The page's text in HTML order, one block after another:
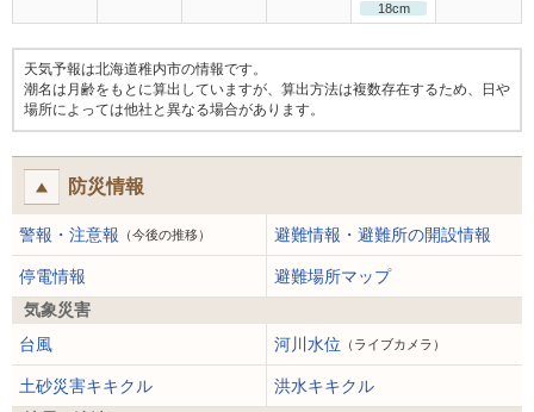
18cm
天気予報は北海道稚内市の情報です。
潮名は月齢をもとに算出していますが、算出方法は複数存在するため、日や
場所によっては他社と異なる場合があります。
防災情報
警報・注意報 （今後の推移） 避難情報・避難所の開設情報
停電情報
避難場所マップ
気象災害
台風
河川水位 （ライブカメラ）
土砂災害キキクル
洪水キキクル